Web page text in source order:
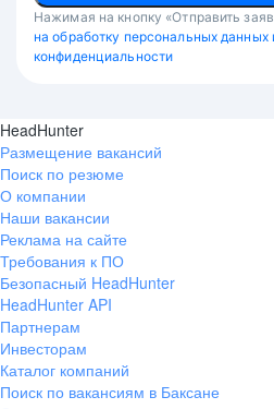
Нажимая на кнопку «Отправить
на обработку персональных
конфиденциальности
HeadHunter
Размещение вакансий
Поиск по резюме
О компании
Наши вакансии
Реклама на сайте
Требования к ПО
Безопасный HeadHunter
HeadHunter API
Партнерам
Инвесторам
Каталог компаний
Поиск по вакансиям в Баксане